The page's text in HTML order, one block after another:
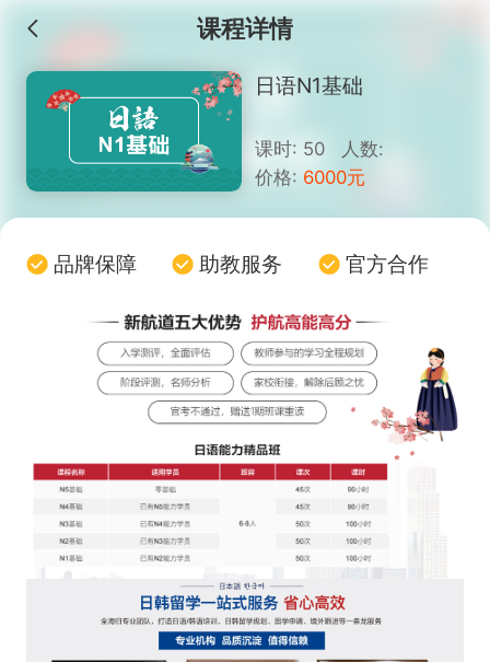
课程详情
日语N1基础
课时: 50 人数:
价格: 6000元
品牌保障 助教服务 官方合作